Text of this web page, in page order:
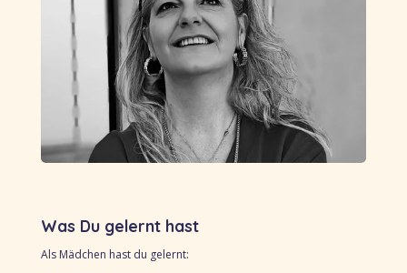
Was Du gelernt hast
Als Mädchen hast du gelernt: